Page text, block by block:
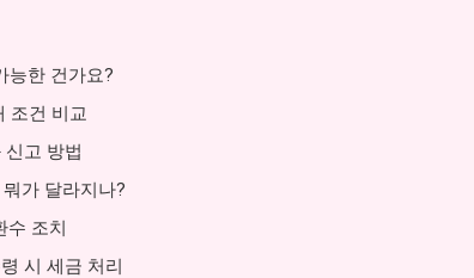
능한 건가요?
조건 비교
고 방법
가 달라지나?
수 조치
시 세금 처리